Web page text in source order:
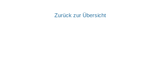
Zurück zur Übersicht